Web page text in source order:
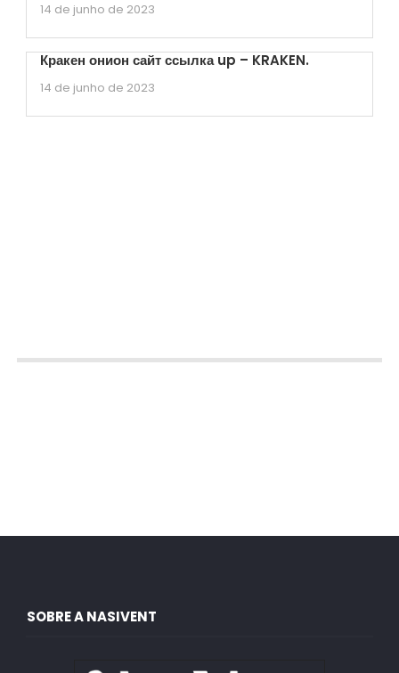
14 de junho de 2023
Кракен онион сайт ссылка up – KRAKEN.
14 de junho de 2023
SOBRE A NASIVENT